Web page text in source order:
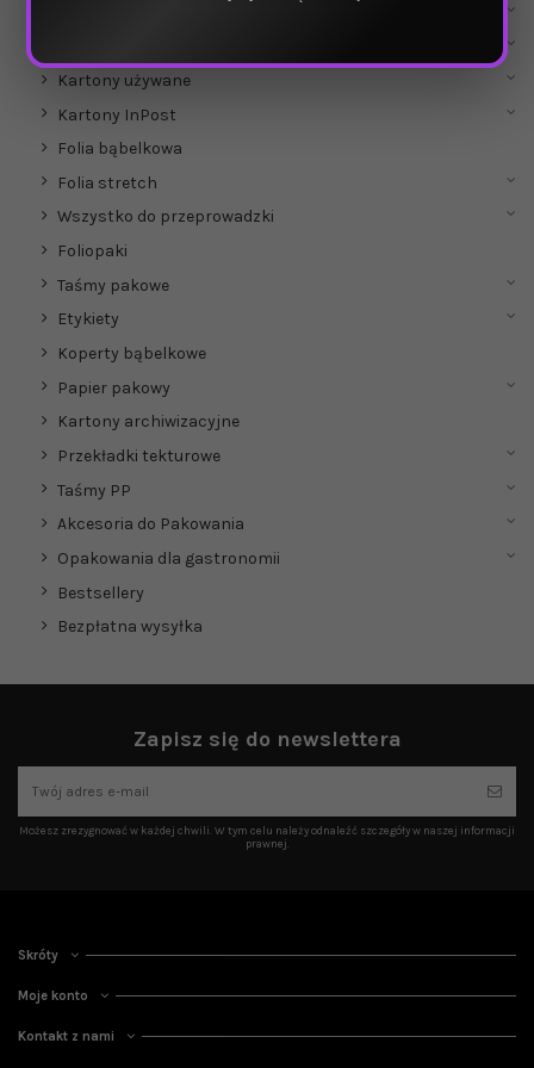
Kartony używane
Kartony InPost
Folia bąbelkowa
Folia stretch
Wszystko do przeprowadzki
Foliopaki
Taśmy pakowe
Etykiety
Koperty bąbelkowe
Papier pakowy
Kartony archiwizacyjne
Przekładki tekturowe
Taśmy PP
Akcesoria do Pakowania
Opakowania dla gastronomii
Bestsellery
Bezpłatna wysyłka
Zapisz się do newslettera
Możesz zrezygnować w każdej chwili. W tym celu należy odnaleźć szczegóły w naszej informacji
prawnej.
Skróty
Moje konto
Kontakt z nami